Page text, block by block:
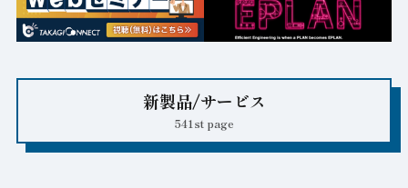
新製品/サービス
541st page